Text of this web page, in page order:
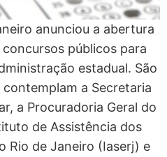
anunciou a abertura
públicos para
estadual. São
a Secretaria
a Procuradoria Geral do
de Assistência dos
Rio de Janeiro (Iaserj) e